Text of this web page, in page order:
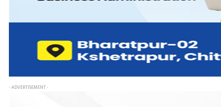
- ADVERTISEMENT -